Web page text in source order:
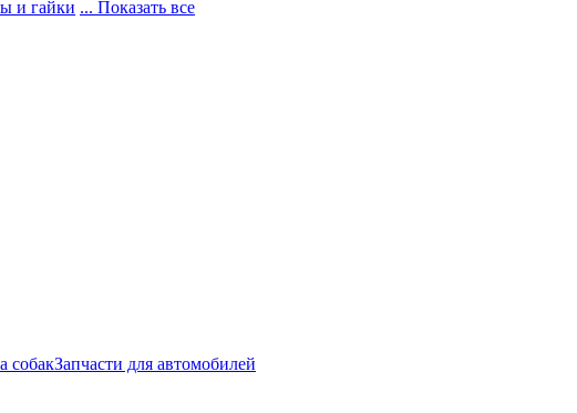
и гайки ... Показать все
собакЗапчасти для автомобилей